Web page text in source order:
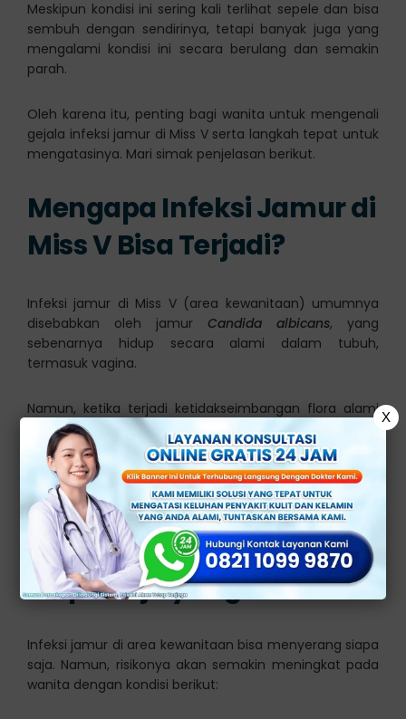
Meskipun kondisi ini sering kali terlihat sepele dan bisa
sembuh dengan sendirinya, tetapi banyak juga yang
mengalami kondisi ini secara berulang dan semakin
parah.
Oleh karena itu, penting bagi wanita untuk mengenali
gejala infeksi jamur di Miss V serta langkah tepat untuk
mengatasinya. Mari simak penjelasan berikut.
Mengapa Infeksi Jamur di
Miss V Bisa Terjadi?
Infeksi jamur di Miss V (area kewanitaan) umumnya
disebabkan oleh jamurCandida albicans, yang
sebenarnya hidup secara alami dalam tubuh,
termasuk vagina.
Namun, ketika terjadi ketidakseimbangan flora alami
akibat berbagai faktor, jamur ini bisa berkembang biak
secara berlebihan dan menyebabkan infeksi.
Oleh karena itu, banyak wanita yang bisa mengalami
infeksi jamur secara tiba-tiba dan tidak menyadari
sampai gejalanya semakin parah.
Siapa Saja yang Berisiko?
Infeksi jamur di area kewanitaan bisa menyerang siapa
saja. Namun, risikonya akan semakin meningkat pada
wanita dengan kondisi berikut:
X